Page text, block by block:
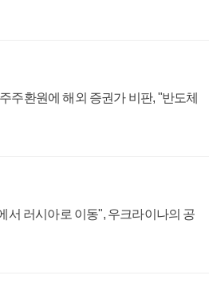
주환원에 해외 증권가 비판, "반도체
서 러시아로 이동", 우크라이나의 공